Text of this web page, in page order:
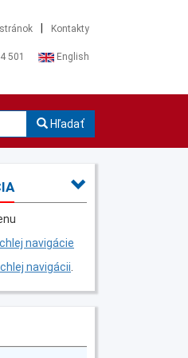
Kontakty
501 English
Hľadať
navigácie
navigácii